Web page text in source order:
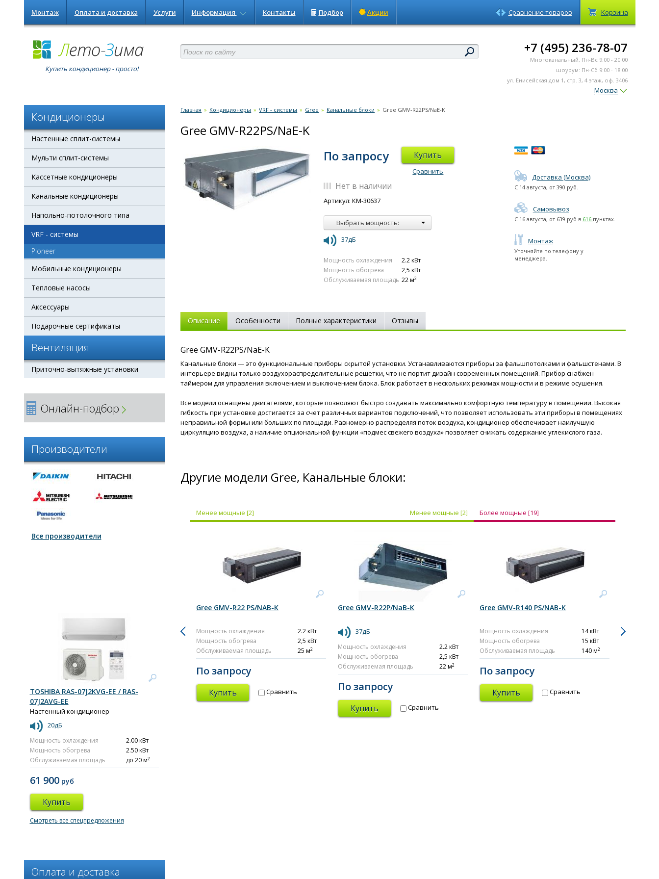
Сравнение товаров Корзина
Монтаж Оплата и доставка Услуги Информация Контакты Подбор Акции
Купить кондиционер - просто!
+7 (495) 236-78-07
Многоканальный, Пн-Вс 9:00 - 20:00
шоурум: Пн-Сб 9:00 - 18:00
ул. Енисейская дом 1, стр. 3, 4 этаж, оф. 3406
Москва
Кондиционеры
Настенные сплит-системы
Мульти сплит-системы
Кассетные кондиционеры
Канальные кондиционеры
Напольно-потолочного типа
VRF - системы
Pioneer
Мобильные кондиционеры
Тепловые насосы
Аксессуары
Подарочные сертификаты
Вентиляция
Приточно-вытяжные установки
Главная » Кондиционеры » VRF - системы » Gree » Канальные блоки » Gree GMV-R22PS/NaE-K
Gree GMV-R22PS/NaE-K
По запросу
Купить
Сравнить
Нет в наличии
Артикул: КМ-30637
Выбрать мощность:
37дБ
Мощность охлаждения
2.2 кВт
Мощность обогрева
2,5 кВт
Обслуживаемая площадь 22 м2
Доставка (Москва)
С 14 августа, от 390 руб.
Самовывоз
С 16 августа, от 639 руб в 616 пунктах.
Монтаж
Уточняйте по телефону у
менеджера.
Описание Особенности Полные характеристики Отзывы
Gree GMV-R22PS/NaE-K
Канальные блоки — это функциональные приборы скрытой установки. Устанавливаются приборы за фальшпотолками и фальшстенами. В
интерьере видны только воздухораспределительные решетки, что не портит дизайн современных помещений. Прибор снабжен
таймером для управления включением и выключением блока. Блок работает в нескольких режимах мощности и в режиме осушения.
Все модели оснащены двигателями, которые позволяют быстро создавать максимально комфортную температуру в помещении. Высокая
гибкость при установке достигается за счет различных вариантов подключений, что позволяет использовать эти приборы в помещениях
неправильной формы или больших по площади. Равномерно распределяя поток воздуха, кондиционер обеспечивает наилучшую
циркуляцию воздуха, а наличие опциональной функции «подмес свежего воздуха» позволяет снижать содержание углекислого газа.
Другие модели Gree, Канальные блоки:
Менее мощные [2]
Gree GMV-R22 PS/NAB-K
Мощность охлаждения
2.2 кВт
Мощность обогрева
2,5 кВт
Обслуживаемая площадь
25 м2
По запросу
Купить Сравнить
Менее мощные [2]
Gree GMV-R22P/NaB-K
37дБ
Мощность охлаждения
2.2 кВт
Мощность обогрева
2,5 кВт
Обслуживаемая площадь
22 м2
По запросу
Купить Сравнить
Более мощные [19]
Gree GMV-R140 PS/NAB-K
Мощность охлаждения
14 кВт
Мощность обогрева
15 кВт
Обслуживаемая площадь
140 м2
По запросу
Купить Сравнить
Мощность
Онлайн-подбор
Производители
Все производители
TOSHIBA RAS-07J2KVG-EE / RAS-
07J2AVG-EE
Настенный кондиционер
20дБ
Мощность охлаждения
2.00 кВт
Мощность обогрева
2.50 кВт
Обслуживаемая площадь
до 20 м2
61 900руб
Купить
Смотреть все спецпредложения
Оплата и доставка